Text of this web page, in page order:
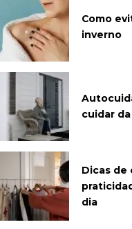
Como
inverno
cuidar
Dicas de
dia